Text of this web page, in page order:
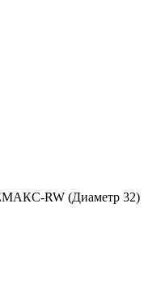
RW (Диаметр 32)